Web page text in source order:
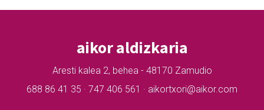
aikor aldizkaria
Aresti kalea 2, behea - 48170 Zamudio
688 86 41 35 · 747 406 561 · aikortxori@aikor.com